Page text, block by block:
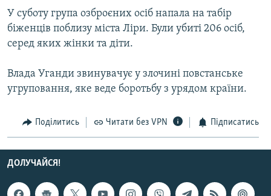
КРИМ РЕАЛІЇ
РУС
УКР
КТАТ
ДОЛУЧАЙСЯ!
У суботу група озброєних осіб напала на табір
біженців поблизу міста Ліри. Були убиті 206 осіб,
серед яких жінки та діти.
Влада Уганди звинувачує у злочині повстанське
угруповання, яке веде боротьбу з урядом країни.
Поділитись Читати без VPN Підписатись
ДОЛУЧАЙСЯ!